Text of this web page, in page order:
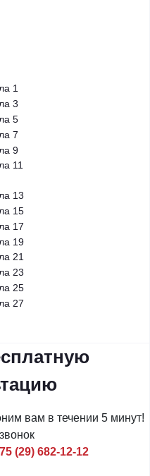
вам в течении 5 минут!
(29) 682-12-12